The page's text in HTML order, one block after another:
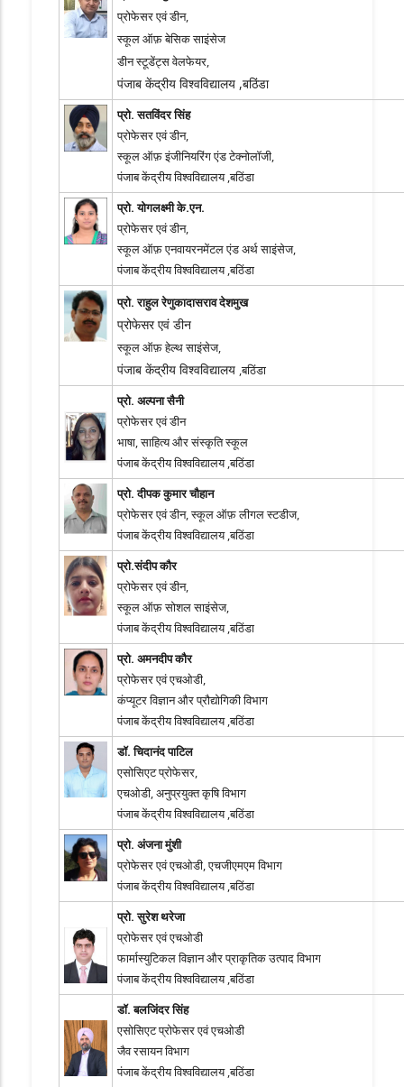
प्रोफेसर एवं डीन,
स्कूल ऑफ़ बेसिक साइंसेज
डीन स्टूडेंट्स वेलफेयर,
पंजाब केंद्रीय विश्वविद्यालय ,बठिंडा
प्रो. सतविंदर सिंह
प्रोफेसर एवं डीन,
स्कूल ऑफ़ इंजीनियरिंग एंड टेक्नोलॉजी,
पंजाब केंद्रीय विश्वविद्यालय ,बठिंडा
प्रो. योगलक्ष्मी के.एन.
प्रोफेसर एवं डीन,
स्कूल ऑफ़ एनवायरनमेंटल एंड अर्थ साइंसेज,
पंजाब केंद्रीय विश्वविद्यालय ,बठिंडा
प्रो. राहुल रेणुकादासराव देशमुख
प्रोफेसर एवं डीन
स्कूल ऑफ़ हेल्थ साइंसेज,
पंजाब केंद्रीय विश्वविद्यालय ,बठिंडा
प्रो. अल्पना सैनी
प्रोफेसर एवं डीन
भाषा, साहित्य और संस्कृति स्कूल
पंजाब केंद्रीय विश्वविद्यालय ,बठिंडा
प्रो. दीपक कुमार चौहान
प्रोफेसर एवं डीन, स्कूल ऑफ़ लीगल स्टडीज,
पंजाब केंद्रीय विश्वविद्यालय ,बठिंडा
प्रो.संदीप कौर
प्रोफेसर एवं डीन,
स्कूल ऑफ़ सोशल साइंसेज,
पंजाब केंद्रीय विश्वविद्यालय ,बठिंडा
प्रो. अमनदीप कौर
प्रोफेसर एवं एचओडी,
कंप्यूटर विज्ञान और प्रौद्योगिकी विभाग
पंजाब केंद्रीय विश्वविद्यालय ,बठिंडा
डॉ. चिदानंद पाटिल
एसोसिएट प्रोफेसर,
एचओडी, अनुप्रयुक्त कृषि विभाग
पंजाब केंद्रीय विश्वविद्यालय ,बठिंडा
प्रो. अंजना मुंशी
प्रोफेसर एवं एचओडी, एचजीएमएम विभाग
पंजाब केंद्रीय विश्वविद्यालय ,बठिंडा
प्रो. सुरेश थरेजा
प्रोफेसर एवं एचओडी
फार्मास्युटिकल विज्ञान और प्राकृतिक उत्पाद विभाग
पंजाब केंद्रीय विश्वविद्यालय ,बठिंडा
डॉ. बलजिंदर सिंह
एसोसिएट प्रोफेसर एवं एचओडी
जैव रसायन विभाग
पंजाब केंद्रीय विश्वविद्यालय ,बठिंडा